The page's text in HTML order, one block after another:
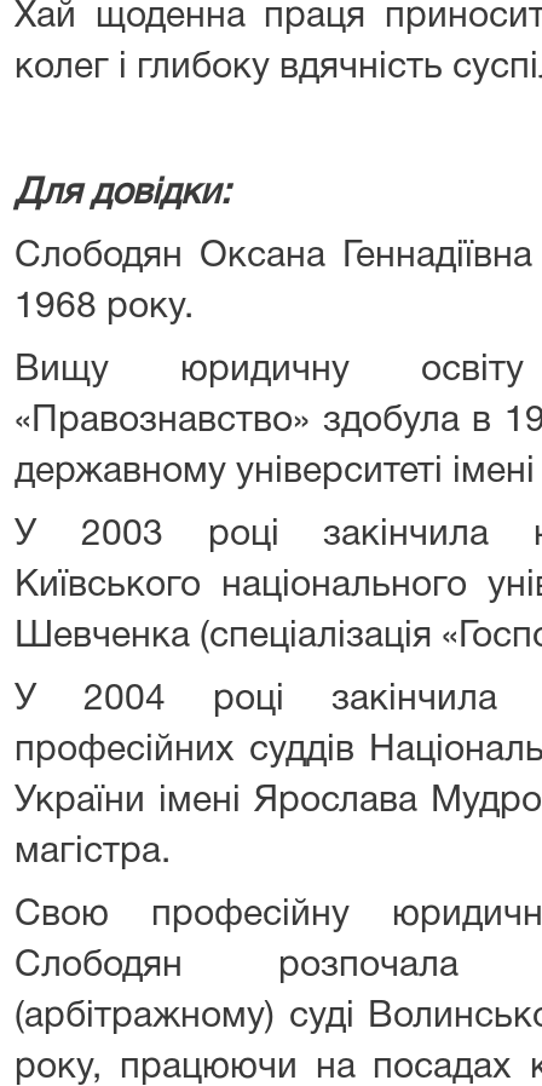
Хай щоденна праця
колег і глибоку вдячність
Для довідки:
Слободян Оксана
1968 року.
Вищу юридичну освіту
«Правознавство» здобула в
державному університеті
У 2003 році закінчила
Київського національного
Шевченка (спеціалізація
У 2004 році закінчила
професійних суддів
України імені Ярослава
магістра.
Свою професійну
Слободян розпочала
(арбітражному) суді
року, працюючи на посадах